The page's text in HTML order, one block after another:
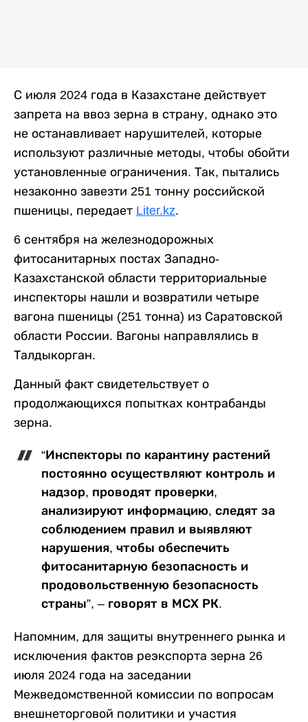
С июля 2024 года в Казахстане действует
запрета на ввоз зерна в страну, однако это
не останавливает нарушителей, которые
используют различные методы, чтобы обойти
установленные ограничения. Так, пытались
незаконно завезти 251 тонну российской
пшеницы, передает Liter.kz.
6 сентября на железнодорожных
фитосанитарных постах Западно-
Казахстанской области территориальные
инспекторы нашли и возвратили четыре
вагона пшеницы (251 тонна) из Саратовской
области России. Вагоны направлялись в
Талдыкорган.
Данный факт свидетельствует о
продолжающихся попытках контрабанды
зерна.
“Инспекторы по карантину растений
постоянно осуществляют контроль и
надзор, проводят проверки,
анализируют информацию, следят за
соблюдением правил и выявляют
нарушения, чтобы обеспечить
фитосанитарную безопасность и
продовольственную безопасность
страны”, – говорят в МСХ РК.
Напомним, для защиты внутреннего рынка и
исключения фактов реэкспорта зерна 26
июля 2024 года на заседании
Межведомственной комиссии по вопросам
внешнеторговой политики и участия